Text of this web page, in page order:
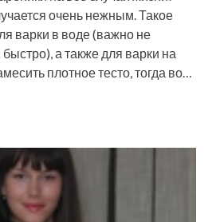
очень нежным. Такое
варки в воде (важно не
а также для варки на
плотное тесто, тогда во…